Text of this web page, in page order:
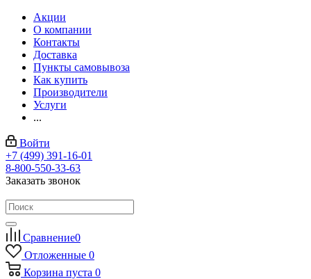
Акции
О компании
Контакты
Доставка
Пункты самовывоза
Как купить
Производители
Услуги
...
Войти
+7 (499) 391-16-01
8-800-550-33-63
Заказать звонок
Сравнение0
Отложенные 0
Корзина пуста 0